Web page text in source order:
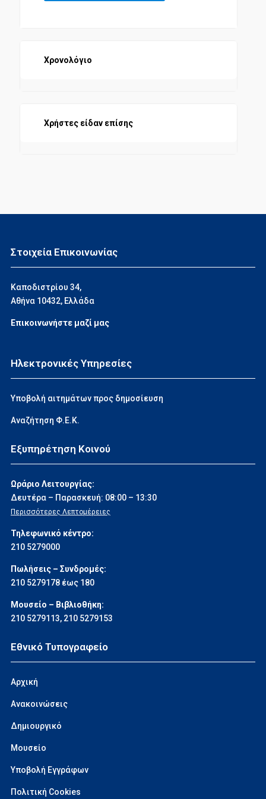
Χρονολόγιο
Χρήστες είδαν επίσης
Στοιχεία Επικοινωνίας
Καποδιστρίου 34,
Αθήνα 10432, Ελλάδα
Επικοινωνήστε μαζί μας
Ηλεκτρονικές Υπηρεσίες
Υποβολή αιτημάτων προς δημοσίευση
Αναζήτηση Φ.Ε.Κ.
Εξυπηρέτηση Κοινού
Ωράριο Λειτουργίας:
Δευτέρα – Παρασκευή: 08:00 – 13:30
Περισσότερες Λεπτομέρειες
Τηλεφωνικό κέντρο:
210 5279000
Πωλήσεις – Συνδρομές:
210 5279178 έως 180
Μουσείο – Βιβλιοθήκη:
210 5279113, 210 5279153
Εθνικό Τυπογραφείο
Αρχική
Ανακοινώσεις
Δημιουργικό
Μουσείο
Υποβολή Εγγράφων
Πολιτική Cookies